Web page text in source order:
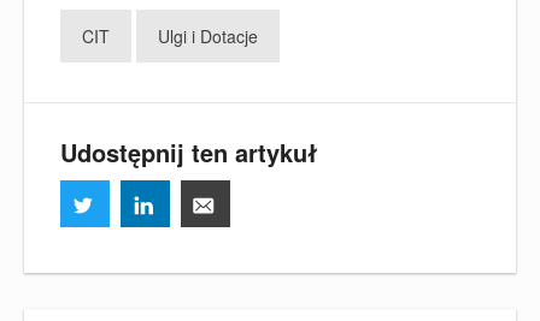
CIT Ulgi i Dotacje
Udostępnij ten artykuł